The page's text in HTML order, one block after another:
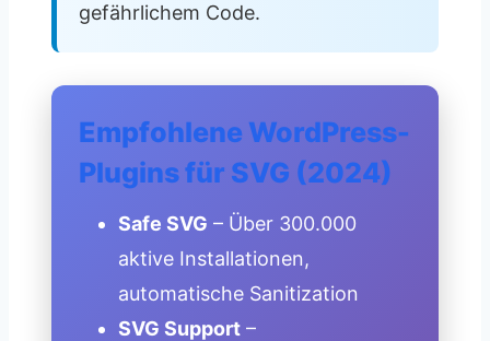
gefährlichem Code.
Empfohlene WordPress-
Plugins für SVG (2024)
Safe SVG – Über 300.000
aktive Installationen,
automatische Sanitization
SVG Support –